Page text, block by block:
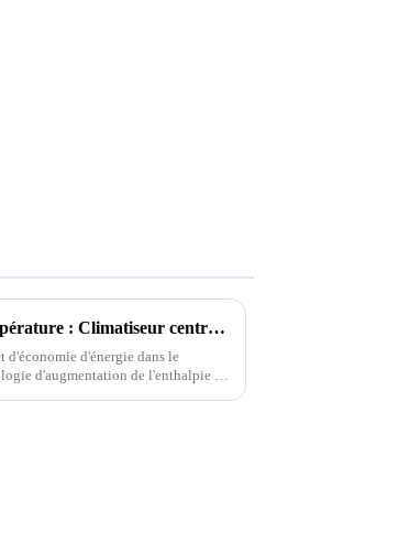
Série à fréquence variable à très basse température : Climatiseur central avec chauffage au sol
d'économie d'énergie dans le
d'augmentation de l'enthalpie à